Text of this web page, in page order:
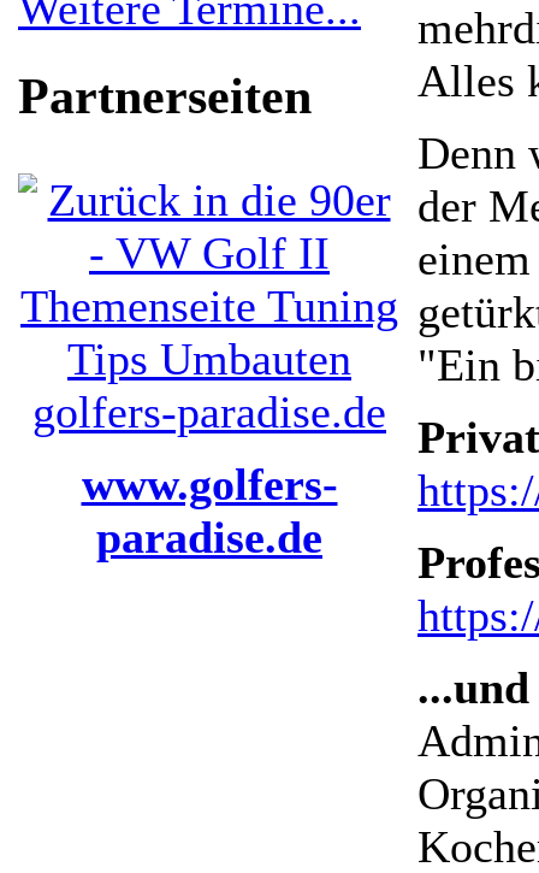
Partnerseiten
www.golfers-
paradise.de
Alles
Denn
der
"Ein
...und